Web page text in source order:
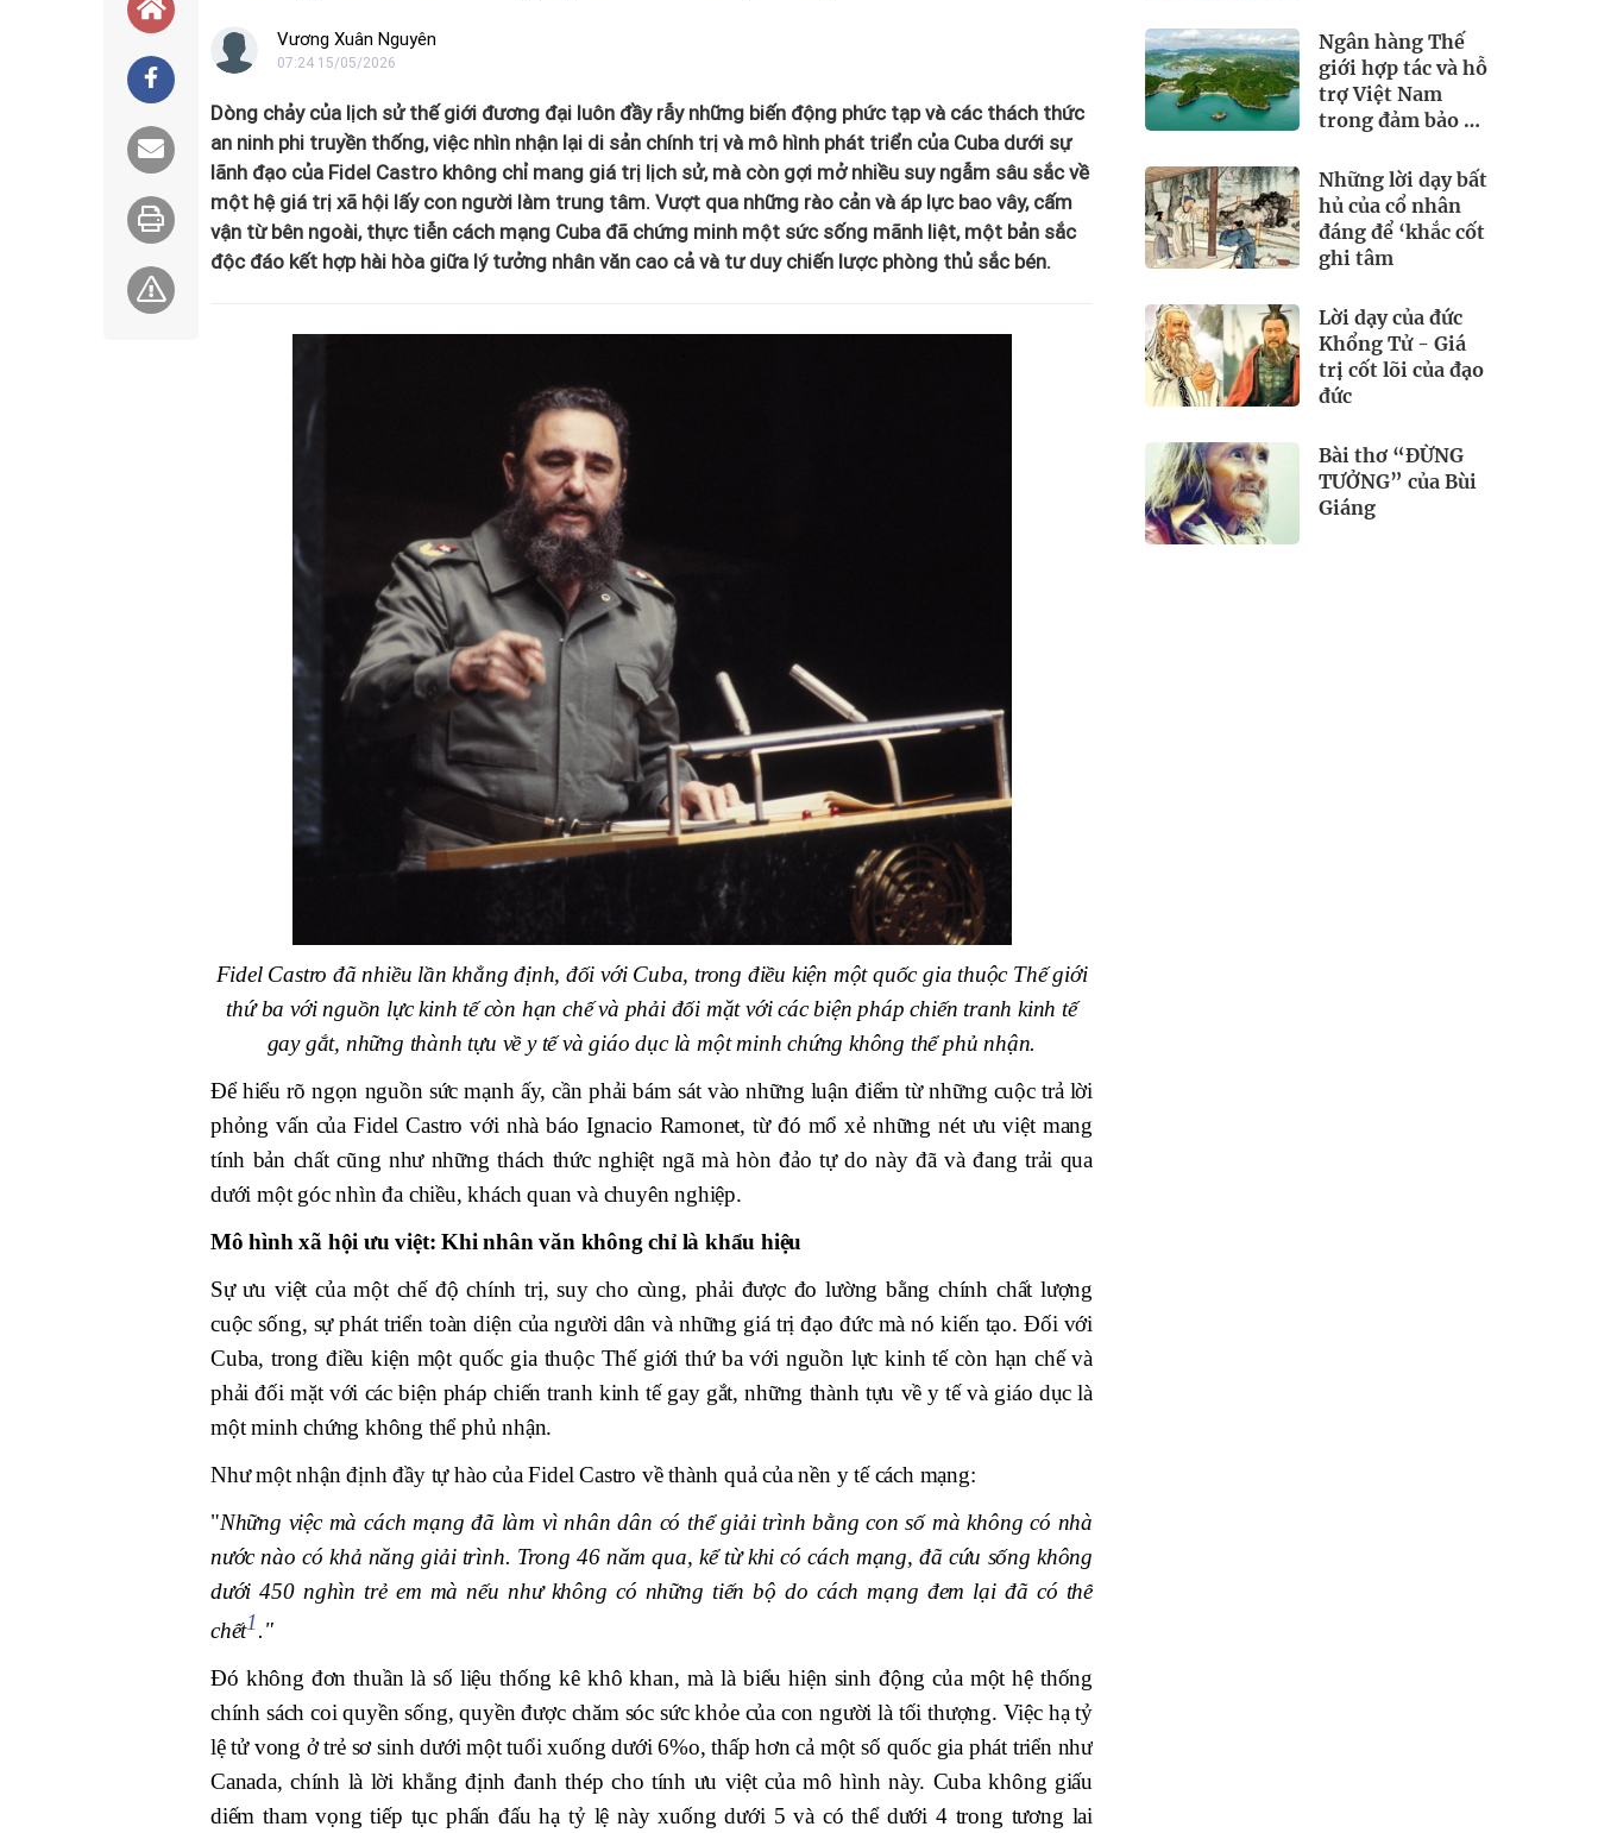
Vương Xuân Nguyên
07:24 15/05/2026
Dòng chảy của lịch sử thế giới đương đại luôn đầy rẫy những biến động phức tạp và các thách thức
an ninh phi truyền thống, việc nhìn nhận lại di sản chính trị và mô hình phát triển của Cuba dưới sự
lãnh đạo của Fidel Castro không chỉ mang giá trị lịch sử, mà còn gợi mở nhiều suy ngẫm sâu sắc về
một hệ giá trị xã hội lấy con người làm trung tâm. Vượt qua những rào cản và áp lực bao vây, cấm
vận từ bên ngoài, thực tiễn cách mạng Cuba đã chứng minh một sức sống mãnh liệt, một bản sắc
độc đáo kết hợp hài hòa giữa lý tưởng nhân văn cao cả và tư duy chiến lược phòng thủ sắc bén.
Fidel Castro đã nhiều lần khẳng định, đối với Cuba, trong điều kiện một quốc gia thuộc Thế giới
thứ ba với nguồn lực kinh tế còn hạn chế và phải đối mặt với các biện pháp chiến tranh kinh tế
gay gắt, những thành tựu về y tế và giáo dục là một minh chứng không thể phủ nhận.
Để hiểu rõ ngọn nguồn sức mạnh ấy, cần phải bám sát vào những luận điểm từ những cuộc trả lời
phỏng vấn của Fidel Castro với nhà báo Ignacio Ramonet, từ đó mổ xẻ những nét ưu việt mang
tính bản chất cũng như những thách thức nghiệt ngã mà hòn đảo tự do này đã và đang trải qua
dưới một góc nhìn đa chiều, khách quan và chuyên nghiệp.
Mô hình xã hội ưu việt: Khi nhân văn không chỉ là khẩu hiệu
Sự ưu việt của một chế độ chính trị, suy cho cùng, phải được đo lường bằng chính chất lượng
cuộc sống, sự phát triển toàn diện của người dân và những giá trị đạo đức mà nó kiến tạo. Đối với
Cuba, trong điều kiện một quốc gia thuộc Thế giới thứ ba với nguồn lực kinh tế còn hạn chế và
phải đối mặt với các biện pháp chiến tranh kinh tế gay gắt, những thành tựu về y tế và giáo dục là
một minh chứng không thể phủ nhận.
Như một nhận định đầy tự hào của Fidel Castro về thành quả của nền y tế cách mạng:
"Những việc mà cách mạng đã làm vì nhân dân có thể giải trình bằng con số mà không có nhà
nước nào có khả năng giải trình. Trong 46 năm qua, kể từ khi có cách mạng, đã cứu sống không
dưới 450 nghìn trẻ em mà nếu như không có những tiến bộ do cách mạng đem lại đã có thể
chết1."
Đó không đơn thuần là số liệu thống kê khô khan, mà là biểu hiện sinh động của một hệ thống
chính sách coi quyền sống, quyền được chăm sóc sức khỏe của con người là tối thượng. Việc hạ tỷ
lệ tử vong ở trẻ sơ sinh dưới một tuổi xuống dưới 6%o, thấp hơn cả một số quốc gia phát triển như
Canada, chính là lời khẳng định đanh thép cho tính ưu việt của mô hình này. Cuba không giấu
diếm tham vọng tiếp tục phấn đấu hạ tỷ lệ này xuống dưới 5 và có thể dưới 4 trong tương lai
Ngân hàng Thế
giới hợp tác và hỗ
trợ Việt Nam
trong đảm bảo an
Những lời dạy bất
hủ của cổ nhân
đáng để ‘khắc cốt
ghi tâm
Lời dạy của đức
Khổng Tử - Giá
trị cốt lõi của đạo
đức
Bài thơ “ĐỪNG
TƯỞNG” của Bùi
Giáng